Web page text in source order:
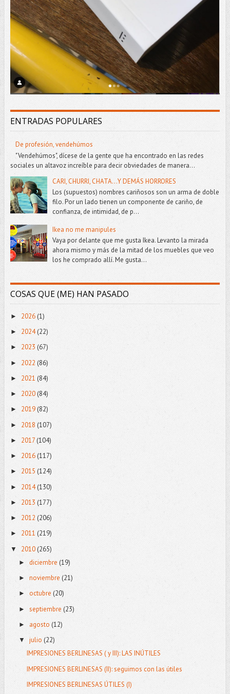
ENTRADAS POPULARES
De profesión, vendehúmos
"Vendehúmos", dícese de la gente que ha encontrado en las redes
sociales un altavoz increíble para decir obviedades de manera...
CARI, CHURRI, CHATA...Y DEMÁS HORRORES
Los (supuestos) nombres cariñosos son un arma de doble
filo. Por un lado tienen un componente de cariño, de
confianza, de intimidad, de p...
Ikea no me manipules
Vaya por delante que me gusta Ikea. Levanto la mirada
ahora mismo y más de la mitad de los muebles que veo
los he comprado allí. Me gusta...
COSAS QUE (ME) HAN PASADO
► 2026 (1)
► 2024(22)
► 2023 (67)
► 2022 (86)
► 2021 (84)
► 2020(84)
► 2019(82)
► 2018 (107)
► 2017(104)
► 2016(117)
► 2015 (124)
► 2014(130)
► 2013 (177)
► 2012 (206)
► 2011 (219)
▼ 2010(265)
► diciembre (19)
► noviembre (21)
► octubre (20)
► septiembre (23)
► agosto (12)
▼ julio (22)
IMPRESIONES BERLINESAS ( y III): LAS INÚTILES
IMPRESIONES BERLINESAS (II): seguimos con las útiles
IMPRESIONES BERLINESAS ÚTILES (I)